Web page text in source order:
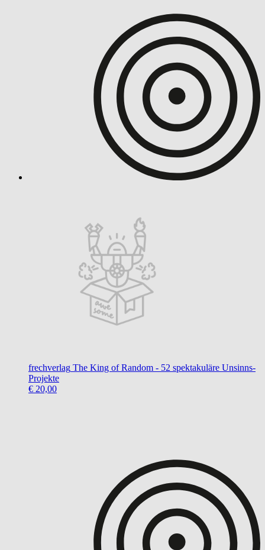
frechverlag The King of Random - 52 spektakuläre Unsinns-
Projekte
€ 20,00